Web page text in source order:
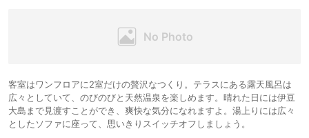
客室はワンフロアに2室だけの贅沢なつくり。テラスにある露天風呂は
広々としていて、のびのびと天然温泉を楽しめます。晴れた日には伊豆
大島まで見渡すことができ、爽快な気分になれますよ。湯上りには広々
としたソファに座って、思いきりスイッチオフしましょう。